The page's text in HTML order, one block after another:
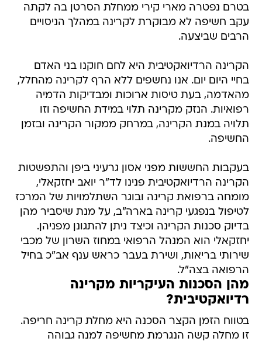
בטרם נפטרה מארי קירי ממחלת הסרטן בה לקתה
עקב חשיפה לא מבוקרת לקרינה במהלך הניסויים
הרבים שביצעה.
הקרינה הרדיואקטיבית היא לחם חוקנו בני האדם
בחיי היום יום. אנו נחשפים ללא הרף לקרינה מהחלל,
מהאדמה, בעת טיסות ארוכות ומבדיקות הדמיה
רפואיות. הנזק מקרינה תלוי במידת החשיפה וזו
תלויה במנת הקרינה, במרחק ממקור הקרינה ובזמן
החשיפה.
בעקבות החששות מפני אסון גרעיני ביפן והתפשטות
הקרינה הרדיואקטיבית פנינו לד"ר יואב יחזקאלי,
מומחה ברפואת קרינה ובוגר השתלמויות של המרכז
לטיפול בנפגעי קרינה בארה"ב, על מנת שיסביר מהן
בדיוק סכנות הקרינה וכיצד ניתן להתגונן מפניהן.
יחזקאלי הוא המנהל הרפואי במחוז השרון של מכבי
שירותי בריאות, ושירת בעבר כראש ענף אב"כ בחיל
הרפואה בצה"ל.
מהן הסכנות העיקריות מקרינה
רדיואקטיבית?
בטווח הזמן הקצר הסכנה היא מחלת קרינה חריפה.
זו מחלה קשה הנגרמת מחשיפה למנה גבוהה